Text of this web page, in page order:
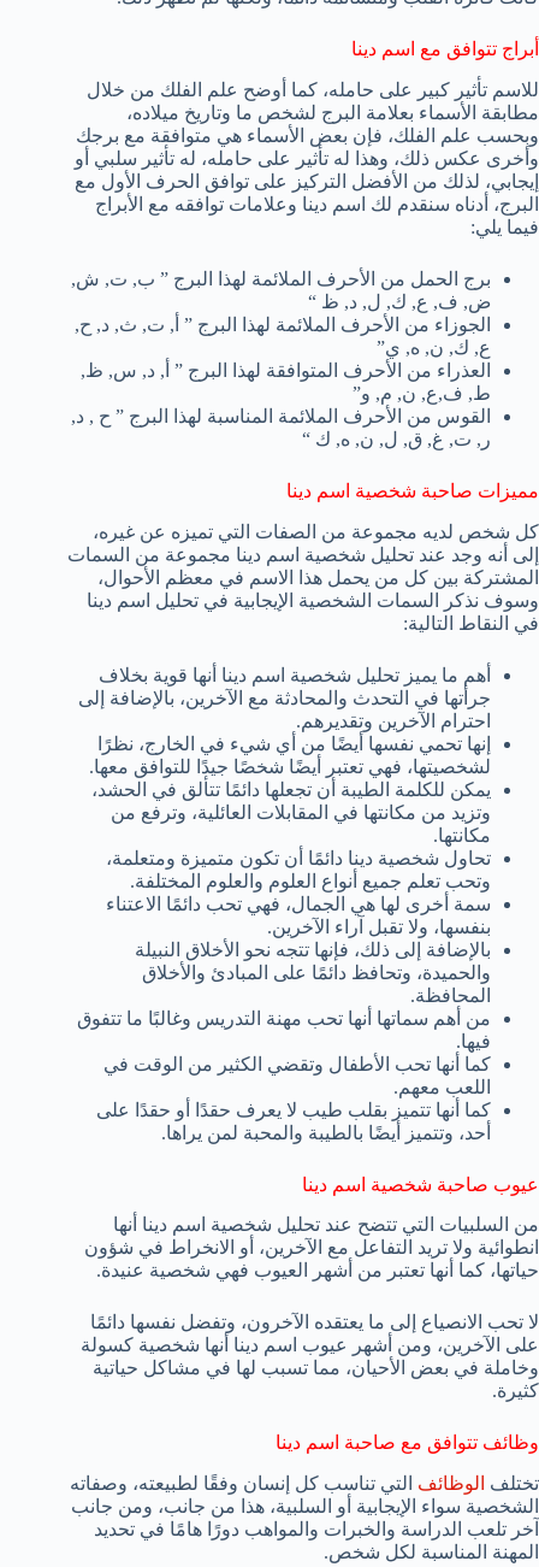
أبراج تتوافق مع اسم دينا
للاسم تأثير كبير على حامله، كما أوضح علم الفلك من خلال
مطابقة الأسماء بعلامة البرج لشخص ما وتاريخ ميلاده،
وبحسب علم الفلك، فإن بعض الأسماء هي متوافقة مع برجك
وأخرى عكس ذلك، وهذا له تأثير على حامله، له تأثير سلبي أو
إيجابي، لذلك من الأفضل التركيز على توافق الحرف الأول مع
البرج، أدناه سنقدم لك اسم دينا وعلامات توافقه مع الأبراج
فيما يلي:
برج الحمل من الأحرف الملائمة لهذا البرج ” ب, ت, ش,
ض, ف, ع, ك, ل, د, ظ “
الجوزاء من الأحرف الملائمة لهذا البرج ” أ, ت, ث, د, ح,
ع, ك, ن, ه, ي”
العذراء من الأحرف المتوافقة لهذا البرج ” أ, د, س, ظ,
ط, ف,ع, ن, م, و”
القوس من الأحرف الملائمة المناسبة لهذا البرج ” ح , د,
ر, ت, غ, ق, ل, ن, ه, ك “
مميزات صاحبة شخصية اسم دينا
كل شخص لديه مجموعة من الصفات التي تميزه عن غيره،
إلى أنه وجد عند تحليل شخصية اسم دينا مجموعة من السمات
المشتركة بين كل من يحمل هذا الاسم في معظم الأحوال،
وسوف نذكر السمات الشخصية الإيجابية في تحليل اسم دينا
في النقاط التالية:
أهم ما يميز تحليل شخصية اسم دينا أنها قوية بخلاف
جرأتها في التحدث والمحادثة مع الآخرين، بالإضافة إلى
احترام الآخرين وتقديرهم.
إنها تحمي نفسها أيضًا من أي شيء في الخارج، نظرًا
لشخصيتها، فهي تعتبر أيضًا شخصًا جيدًا للتوافق معها.
يمكن للكلمة الطيبة أن تجعلها دائمًا تتألق في الحشد،
وتزيد من مكانتها في المقابلات العائلية، وترفع من
مكانتها.
تحاول شخصية دينا دائمًا أن تكون متميزة ومتعلمة،
وتحب تعلم جميع أنواع العلوم والعلوم المختلفة.
سمة أخرى لها هي الجمال، فهي تحب دائمًا الاعتناء
بنفسها، ولا تقبل آراء الآخرين.
بالإضافة إلى ذلك، فإنها تتجه نحو الأخلاق النبيلة
والحميدة، وتحافظ دائمًا على المبادئ والأخلاق
المحافظة.
من أهم سماتها أنها تحب مهنة التدريس وغالبًا ما تتفوق
فيها.
كما أنها تحب الأطفال وتقضي الكثير من الوقت في
اللعب معهم.
كما أنها تتميز بقلب طيب لا يعرف حقدًا أو حقدًا على
أحد، وتتميز أيضًا بالطيبة والمحبة لمن يراها.
عيوب صاحبة شخصية اسم دينا
من السلبيات التي تتضح عند تحليل شخصية اسم دينا أنها
انطوائية ولا تريد التفاعل مع الآخرين، أو الانخراط في شؤون
حياتها، كما أنها تعتبر من أشهر العيوب فهي شخصية عنيدة.
لا تحب الانصياع إلى ما يعتقده الآخرون، وتفضل نفسها دائمًا
على الآخرين، ومن أشهر عيوب اسم دينا أنها شخصية كسولة
وخاملة في بعض الأحيان، مما تسبب لها في مشاكل حياتية
كثيرة.
وظائف تتوافق مع صاحبة اسم دينا
تختلف الوظائف التي تناسب كل إنسان وفقًا لطبيعته، وصفاته
الشخصية سواء الإيجابية أو السلبية، هذا من جانب، ومن جانب
آخر تلعب الدراسة والخبرات والمواهب دورًا هامًا في تحديد
المهنة المناسبة لكل شخص.